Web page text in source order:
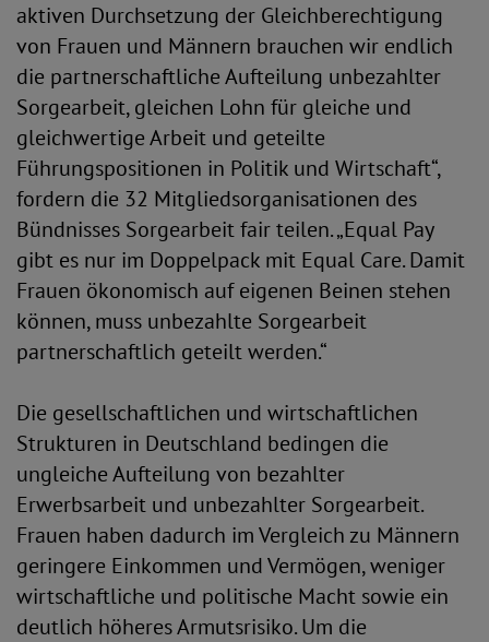
aktiven Durchsetzung der Gleichberechtigung
von Frauen und Männern brauchen wir endlich
die partnerschaftliche Aufteilung unbezahlter
Sorgearbeit, gleichen Lohn für gleiche und
gleichwertige Arbeit und geteilte
Führungspositionen in Politik und Wirtschaft“,
fordern die 32 Mitgliedsorganisationen des
Bündnisses Sorgearbeit fair teilen. „Equal Pay
gibt es nur im Doppelpack mit Equal Care. Damit
Frauen ökonomisch auf eigenen Beinen stehen
können, muss unbezahlte Sorgearbeit
partnerschaftlich geteilt werden.“
Die gesellschaftlichen und wirtschaftlichen
Strukturen in Deutschland bedingen die
ungleiche Aufteilung von bezahlter
Erwerbsarbeit und unbezahlter Sorgearbeit.
Frauen haben dadurch im Vergleich zu Männern
geringere Einkommen und Vermögen, weniger
wirtschaftliche und politische Macht sowie ein
deutlich höheres Armutsrisiko. Um die